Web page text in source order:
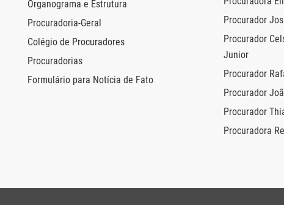
Organograma e Estrutura
Procuradoria-Geral
Colégio de Procuradores
Procuradorias
Formulário para Notícia de Fato
Procurador
Procurador
Junior
Procurador
Procurador
Procurador
Procuradora